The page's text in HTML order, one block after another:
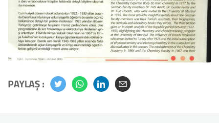
PAYLAŞ :